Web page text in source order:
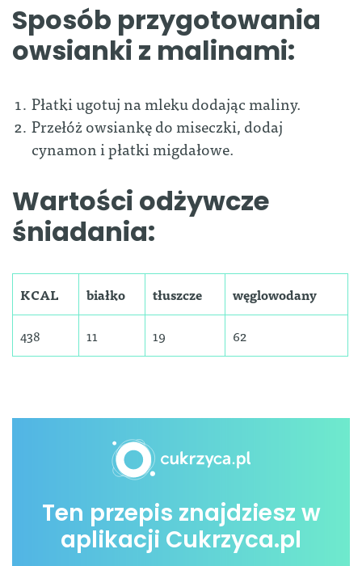
Sposób przygotowania
owsianki z malinami:
Płatki ugotuj na mleku dodając maliny.
Przełóż owsiankę do miseczki, dodaj
cynamon i płatki migdałowe.
Wartości odżywcze
śniadania:
KCAL białko tłuszcze
węglowodany
438
11 19 62
Ten przepis znajdziesz w
aplikacji Cukrzyca.pl